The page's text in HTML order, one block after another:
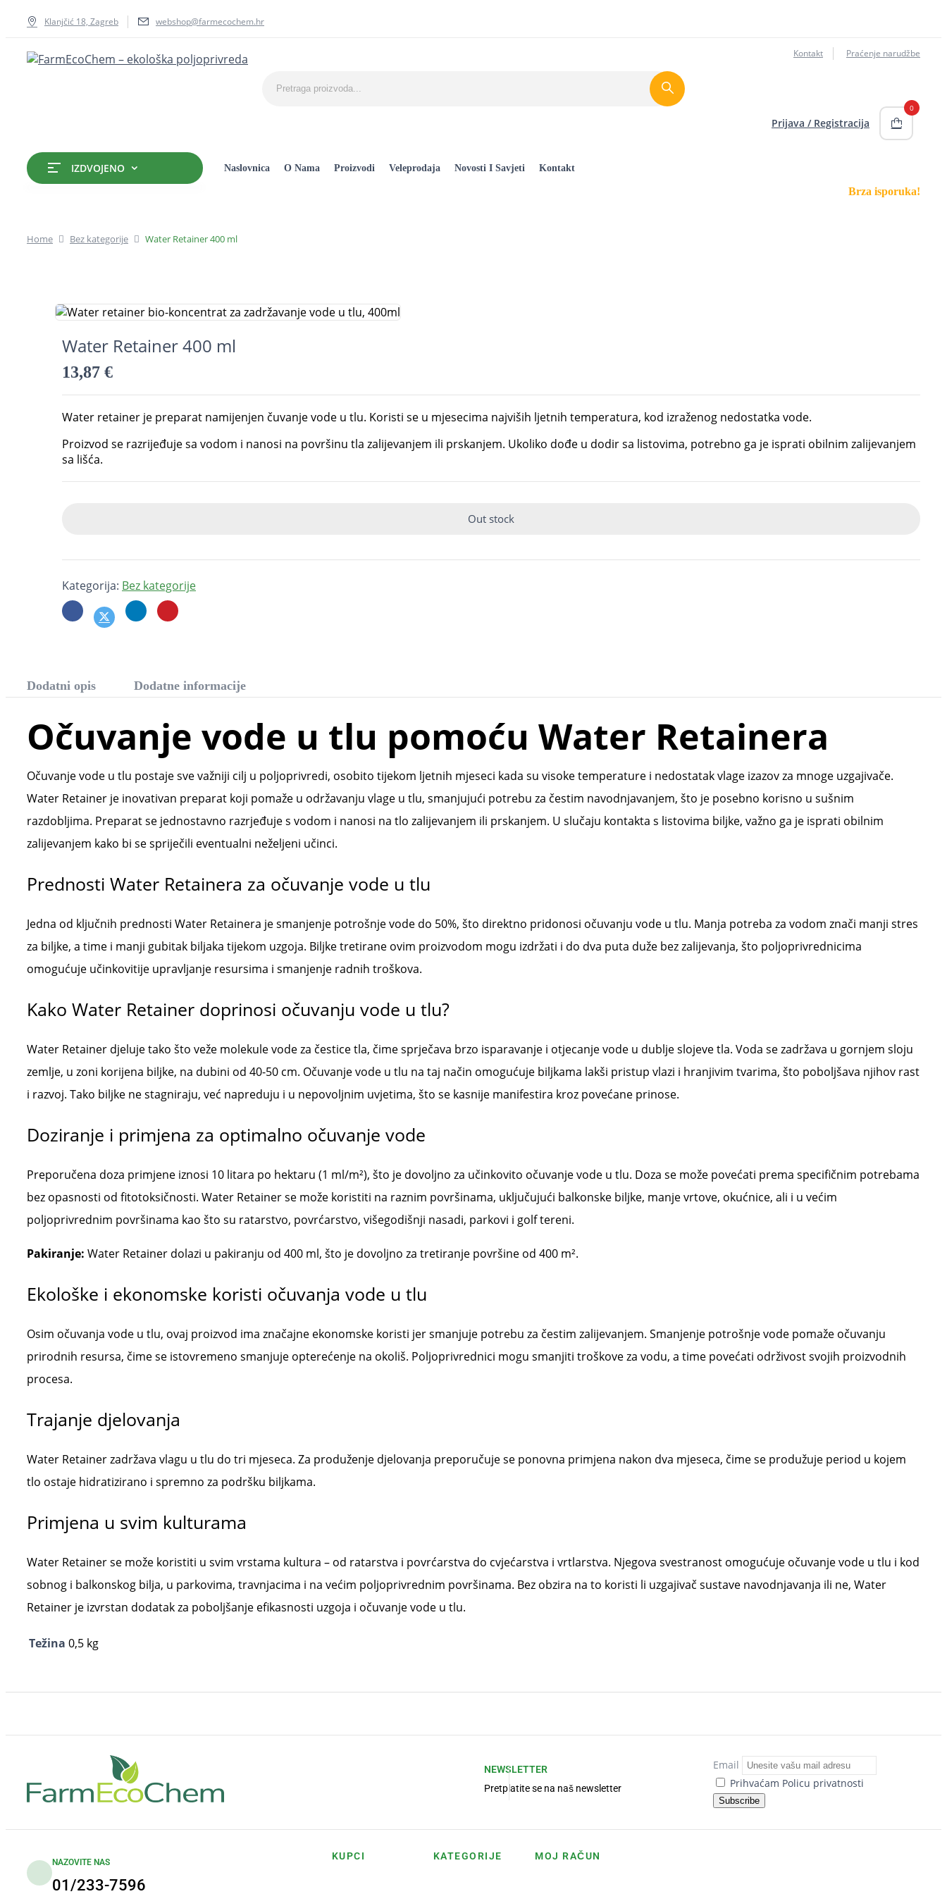
Klanjčić 18, Zagreb webshop@farmecochem.hr
Kontakt Praćenje narudžbe
Prijava / Registracija
0
IZDVOJENO Naslovnica O Nama Proizvodi Veleprodaja Novosti I Savjeti Kontakt
Brza isporuka!
Home Bez kategorije Water Retainer 400 ml
Water Retainer 400 ml
13,87 €
Water retainer je preparat namijenjen čuvanje vode u tlu. Koristi se u mjesecima najviših ljetnih temperatura, kod izraženog nedostatka vode.
Proizvod se razrijeđuje sa vodom i nanosi na površinu tla zalijevanjem ili prskanjem. Ukoliko dođe u dodir sa listovima, potrebno ga je isprati obilnim zalijevanjem
sa lišća.
Out stock
Kategorija: Bez kategorije
Dodatni opis Dodatne informacije
Očuvanje vode u tlu pomoću Water Retainera
Očuvanje vode u tlu postaje sve važniji cilj u poljoprivredi, osobito tijekom ljetnih mjeseci kada su visoke temperature i nedostatak vlage izazov za mnoge uzgajivače.
Water Retainer je inovativan preparat koji pomaže u održavanju vlage u tlu, smanjujući potrebu za čestim navodnjavanjem, što je posebno korisno u sušnim
razdobljima. Preparat se jednostavno razrjeđuje s vodom i nanosi na tlo zalijevanjem ili prskanjem. U slučaju kontakta s listovima biljke, važno ga je isprati obilnim
zalijevanjem kako bi se spriječili eventualni neželjeni učinci.
Prednosti Water Retainera za očuvanje vode u tlu
Jedna od ključnih prednosti Water Retainera je smanjenje potrošnje vode do 50%, što direktno pridonosi očuvanju vode u tlu. Manja potreba za vodom znači manji stres
za biljke, a time i manji gubitak biljaka tijekom uzgoja. Biljke tretirane ovim proizvodom mogu izdržati i do dva puta duže bez zalijevanja, što poljoprivrednicima
omogućuje učinkovitije upravljanje resursima i smanjenje radnih troškova.
Kako Water Retainer doprinosi očuvanju vode u tlu?
Water Retainer djeluje tako što veže molekule vode za čestice tla, čime sprječava brzo isparavanje i otjecanje vode u dublje slojeve tla. Voda se zadržava u gornjem sloju
zemlje, u zoni korijena biljke, na dubini od 40-50 cm. Očuvanje vode u tlu na taj način omogućuje biljkama lakši pristup vlazi i hranjivim tvarima, što poboljšava njihov rast
i razvoj. Tako biljke ne stagniraju, već napreduju i u nepovoljnim uvjetima, što se kasnije manifestira kroz povećane prinose.
Doziranje i primjena za optimalno očuvanje vode
Preporučena doza primjene iznosi 10 litara po hektaru (1 ml/m²), što je dovoljno za učinkovito očuvanje vode u tlu. Doza se može povećati prema specifičnim potrebama
bez opasnosti od fitotoksičnosti. Water Retainer se može koristiti na raznim površinama, uključujući balkonske biljke, manje vrtove, okućnice, ali i u većim
poljoprivrednim površinama kao što su ratarstvo, povrćarstvo, višegodišnji nasadi, parkovi i golf tereni.
Pakiranje: Water Retainer dolazi u pakiranju od 400 ml, što je dovoljno za tretiranje površine od 400 m².
Ekološke i ekonomske koristi očuvanja vode u tlu
Osim očuvanja vode u tlu, ovaj proizvod ima značajne ekonomske koristi jer smanjuje potrebu za čestim zalijevanjem. Smanjenje potrošnje vode pomaže očuvanju
prirodnih resursa, čime se istovremeno smanjuje opterećenje na okoliš. Poljoprivrednici mogu smanjiti troškove za vodu, a time povećati održivost svojih proizvodnih
procesa.
Trajanje djelovanja
Water Retainer zadržava vlagu u tlu do tri mjeseca. Za produženje djelovanja preporučuje se ponovna primjena nakon dva mjeseca, čime se produžuje period u kojem
tlo ostaje hidratizirano i spremno za podršku biljkama.
Primjena u svim kulturama
Water Retainer se može koristiti u svim vrstama kultura – od ratarstva i povrćarstva do cvjećarstva i vrtlarstva. Njegova svestranost omogućuje očuvanje vode u tlu i kod
sobnog i balkonskog bilja, u parkovima, travnjacima i na većim poljoprivrednim površinama. Bez obzira na to koristi li uzgajivač sustave navodnjavanja ili ne, Water
Retainer je izvrstan dodatak za poboljšanje efikasnosti uzgoja i očuvanje vode u tlu.
Težina 0,5 kg
NEWSLETTER
Pretplatite se na naš newsletter
Email
Prihvaćam Policu privatnosti
NAZOVITE NAS
01/233-7596
KUPCI KATEGORIJE MOJ RAČUN